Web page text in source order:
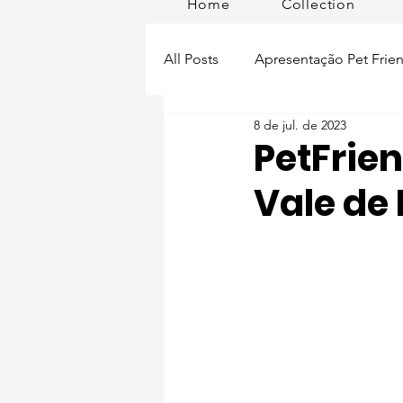
Home Collection
All Posts Apresentação Pet
Pet Passeios Acessórios
Lisboa Distrito Produtos
Vale de
8 de jul. de 2023